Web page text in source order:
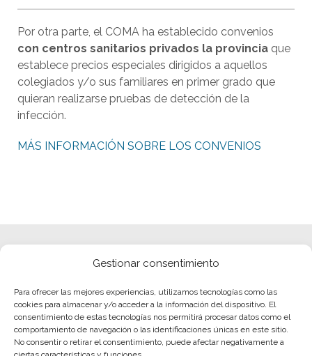
Gestionar consentimiento
Para ofrecer las mejores experiencias, utilizamos tecnologías como las
cookies para almacenar y/o acceder a la información del dispositivo. El
consentimiento de estas tecnologías nos permitirá procesar datos como el
comportamiento de navegación o las identificaciones únicas en este sitio.
No consentir o retirar el consentimiento, puede afectar negativamente a
Por otra parte, el COMA ha establecido convenios
con centros sanitarios privados la provincia que
establece precios especiales dirigidos a aquellos
colegiados y/o sus familiares en primer grado que
quieran realizarse pruebas de detección de la
infección.
MÁS INFORMACIÓN SOBRE LOS CONVENIOS